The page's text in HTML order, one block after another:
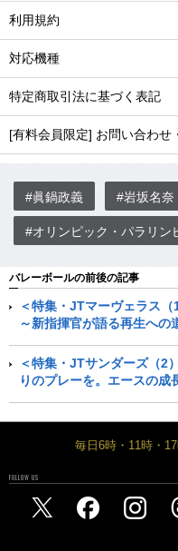
利用規約
対応機種
特定商取引法に基づく表記
[有料会員限定] お問い合わせ
#眞鍋政義 #岩坂名奈
#オリンピック・パラリン
バレーボールの前後の記事
＜特集・JTマーヴェラス（
～新指揮官が語る再生への
＜特集・JTサンダーズ（2
りのプレーを。エースの
毎日6時・11時・
FOLLOW US